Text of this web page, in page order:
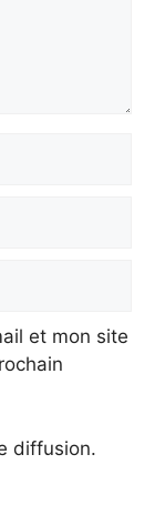
et mon site
diffusion.